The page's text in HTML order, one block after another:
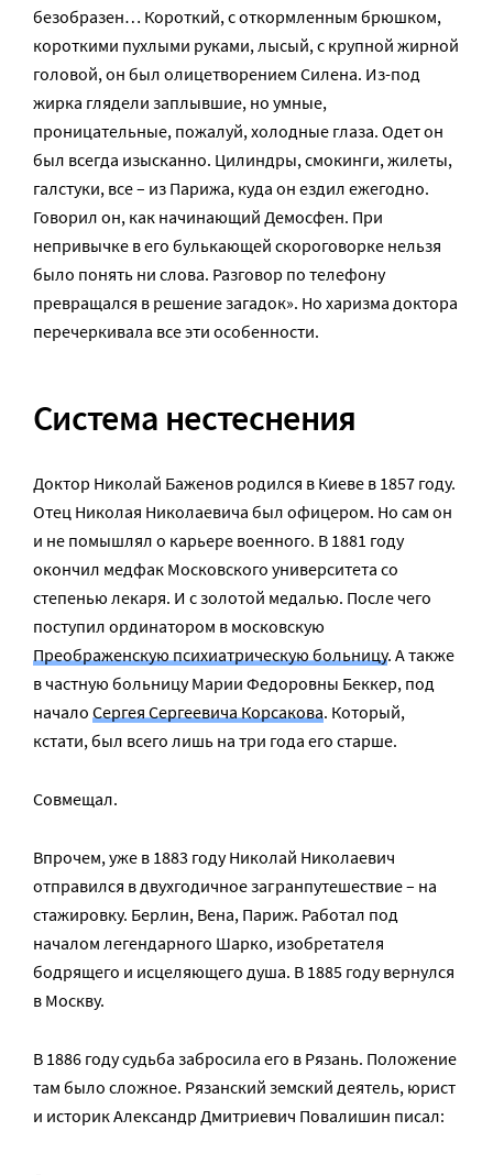
безобразен… Короткий, с откормленным брюшком,
короткими пухлыми руками, лысый, с крупной жирной
головой, он был олицетворением Силена. Из-под
жирка глядели заплывшие, но умные,
проницательные, пожалуй, холодные глаза. Одет он
был всегда изысканно. Цилиндры, смокинги, жилеты,
галстуки, все – из Парижа, куда он ездил ежегодно.
Говорил он, как начинающий Демосфен. При
непривычке в его булькающей скороговорке нельзя
было понять ни слова. Разговор по телефону
превращался в решение загадок». Но харизма доктора
перечеркивала все эти особенности.
Система нестеснения
Доктор Николай Баженов родился в Киеве в 1857 году.
Отец Николая Николаевича был офицером. Но сам он
и не помышлял о карьере военного. В 1881 году
окончил медфак Московского университета со
степенью лекаря. И с золотой медалью. После чего
поступил ординатором в московскую
Преображенскую психиатрическую больницу. А также
в частную больницу Марии Федоровны Беккер, под
начало Сергея Сергеевича Корсакова. Который,
кстати, был всего лишь на три года его старше.
Совмещал.
Впрочем, уже в 1883 году Николай Николаевич
отправился в двухгодичное загранпутешествие – на
стажировку. Берлин, Вена, Париж. Работал под
началом легендарного Шарко, изобретателя
бодрящего и исцеляющего душа. В 1885 году вернулся
в Москву.
В 1886 году судьба забросила его в Рязань. Положение
там было сложное. Рязанский земский деятель, юрист
и историк Александр Дмитриевич Повалишин писал: